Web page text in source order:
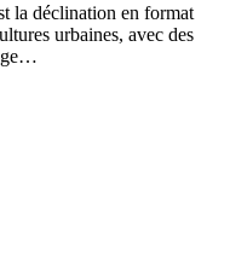
la déclination en format
urbaines, avec des
…